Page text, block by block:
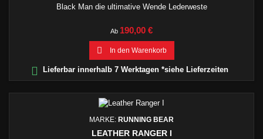
Black Man die ultimative Wende Lederweste
Ab Preis
190,00 €
 In den Warenkorb
 Lieferbar innerhalb 7 Werktagen *siehe Lieferzeiten
MARKE: RUNNING BEAR
LEATHER RANGER I